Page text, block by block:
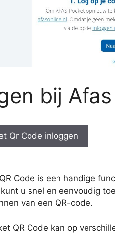
bij
Qr Code inloggen
Code is een handige
u snel en eenvoudig
van een QR-code.
QR Code kan op